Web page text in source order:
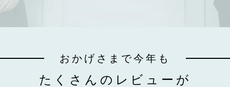
おかげさまで今年も
たくさんのレビューが